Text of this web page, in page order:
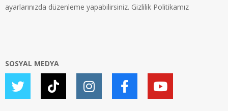
ayarlarınızda düzenleme yapabilirsiniz. Gizlilik Politikamız
SOSYAL MEDYA